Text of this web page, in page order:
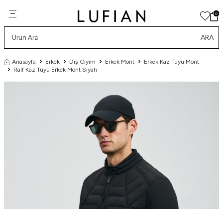
0
ARA
Anasayfa Erkek Dış Giyim Erkek Mont
Erkek Kaz Tüyü Mont
Ralf Kaz Tüyü Erkek Mont Siyah